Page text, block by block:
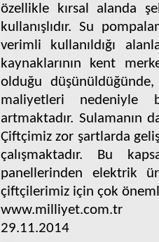
özellikle kırsal alanda
kullanışlıdır. Su
verimli kullanıldığı
kaynaklarının kent
olduğu
maliyetleri
artmaktadır.
Çiftçimiz zor şartlarda
çalışmaktadır. Bu
panellerinden elektrik
çiftçilerimiz için çok
www.milliyet.com.tr
29.11.2014